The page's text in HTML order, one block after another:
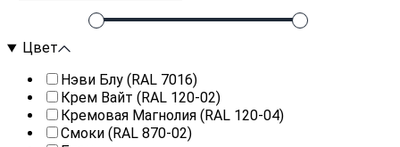
Цвет
Нэви Блу (RAL 7016)
Крем Вайт (RAL 120-02)
Кремовая Магнолия (RAL 120-04)
Смоки (RAL 870-02)